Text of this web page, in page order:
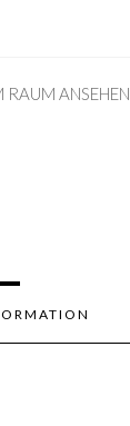
RAUM ANSEHEN